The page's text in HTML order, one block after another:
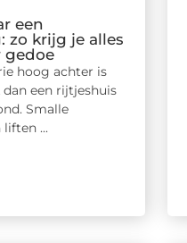
een
zo krijg je alles
gedoe
hoog achter is
een rijtjeshuis
Smalle
...